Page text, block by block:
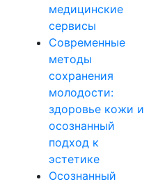
медицинские
сервисы
Современные
методы
сохранения
молодости:
здоровье кожи и
осознанный
подход к
эстетике
Осознанный